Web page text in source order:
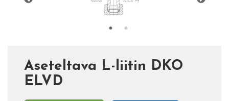
Aseteltava L-liitin DKO
ELVD